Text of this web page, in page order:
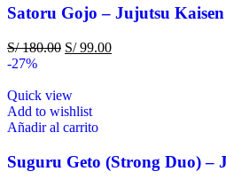
Satoru Gojo – Jujutsu Kaisen
S/180.00 S/99.00
-27%
Quick view
Add to wishlist
Añadir al carrito
Suguru Geto (Strong Duo) –